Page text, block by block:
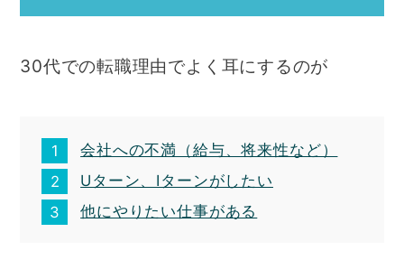
30代での転職理由でよく耳にするのが
会社への不満（給与、将来性など）
Uターン、Iターンがしたい
他にやりたい仕事がある